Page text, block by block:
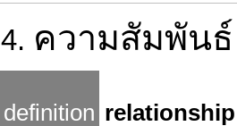
4. ความสัมพันธ์
definition relationship